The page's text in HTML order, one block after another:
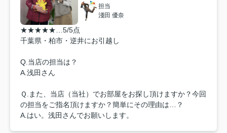
担当
淺田 優奈
★★★★★…5/5点
千葉県・柏市・逆井にお引越し
Q.当店の担当は？
A.浅田さん
Ｑ.また、当店（当社）でお部屋をお探し頂けますか？今回
の担当をご指名頂けますか？簡単にその理由は…？
A.はい。浅田さんでお願いします。